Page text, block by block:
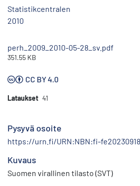
Statistikcentralen
2010
perh_2009_2010-05-28_sv.pdf
351.55 KB
CC BY 4.0
Lataukset 41
Pysyvä osoite
https://urn.fi/URN:NBN:fi-
Kuvaus
Suomen virallinen tilasto (SVT)